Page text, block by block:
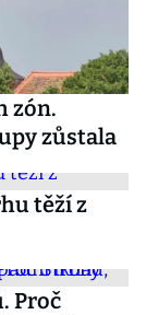
zón.
zůstala
těží z
Proč